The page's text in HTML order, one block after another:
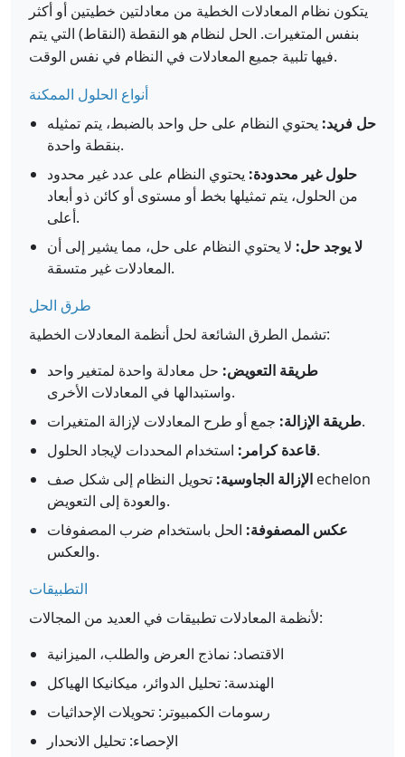
يتكون نظام المعادلات الخطية من معادلتين خطيتين أو أكثر
بنفس المتغيرات. الحل لنظام هو النقطة (النقاط) التي يتم
فيها تلبية جميع المعادلات في النظام في نفس الوقت.
أنواع الحلول الممكنة
حل فريد: يحتوي النظام على حل واحد بالضبط، يتم تمثيله
بنقطة واحدة.
حلول غير محدودة: يحتوي النظام على عدد غير محدود
من الحلول، يتم تمثيلها بخط أو مستوى أو كائن ذو أبعاد
أعلى.
لا يوجد حل: لا يحتوي النظام على حل، مما يشير إلى أن
المعادلات غير متسقة.
طرق الحل
تشمل الطرق الشائعة لحل أنظمة المعادلات الخطية:
طريقة التعويض: حل معادلة واحدة لمتغير واحد
واستبدالها في المعادلات الأخرى.
طريقة الإزالة:جمع أو طرح المعادلات لإزالة المتغيرات.
قاعدة كرامر:استخدام المحددات لإيجاد الحلول.
الإزالة الجاوسية: تحويل النظام إلى شكل صف echelon
والعودة إلى التعويض.
عكس المصفوفة: الحل باستخدام ضرب المصفوفات
والعكس.
التطبيقات
لأنظمة المعادلات تطبيقات في العديد من المجالات:
الاقتصاد: نماذج العرض والطلب، الميزانية
الهندسة: تحليل الدوائر، ميكانيكا الهياكل
رسومات الكمبيوتر: تحويلات الإحداثيات
الإحصاء: تحليل الانحدار